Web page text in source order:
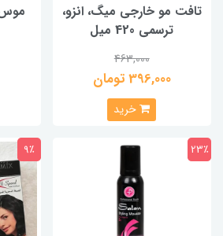
تافت مو خارجی میگ، انزو،
ترسمی 420 میل
463,000
396,000 تومان
خرید
23٪ 9٪